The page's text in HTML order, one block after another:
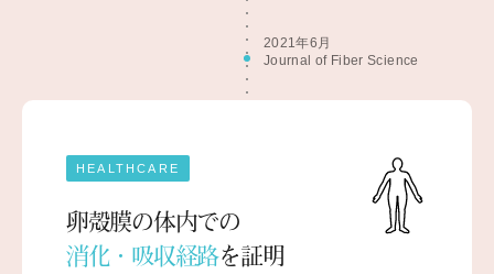
2021年6月
Journal of Fiber Science
HEALTHCARE
卵殻膜の体内での
消化・吸収経路を証明